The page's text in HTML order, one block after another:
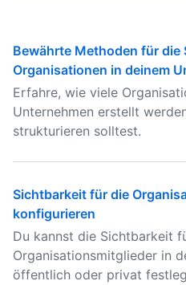
Bewährte Methoden für
Organisationen in deinem
Erfahre, wie viele
Unternehmen erstellt
strukturieren solltest.
Sichtbarkeit für die
konfigurieren
Du kannst die Sichtbarkeit
Organisationsmitglieder in
öffentlich oder privat